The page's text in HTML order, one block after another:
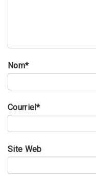
Nom*
Courriel*
Site Web